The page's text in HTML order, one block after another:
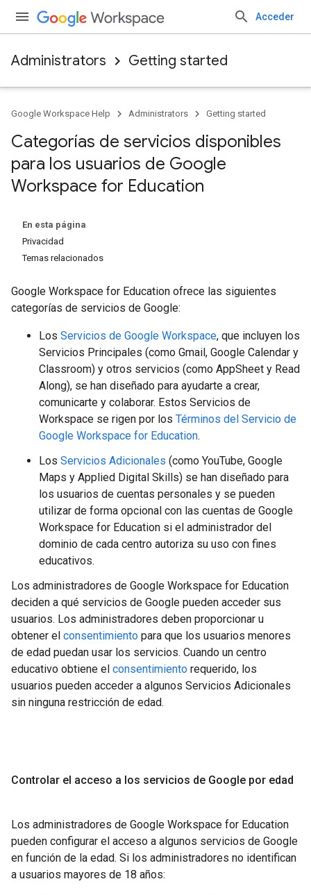
Acceder
Administrators Getting started
Google Workspace Help Administrators Getting started
Categorías de servicios disponibles
para los usuarios de Google
Workspace for Education
En esta página
Privacidad
Temas relacionados
Google Workspace for Education ofrece las siguientes
categorías de servicios de Google:
Los Servicios de Google Workspace, que incluyen los
Servicios Principales (como Gmail, Google Calendar y
Classroom) y otros servicios (como AppSheet y Read
Along), se han diseñado para ayudarte a crear,
comunicarte y colaborar. Estos Servicios de
Workspace se rigen por los Términos del Servicio de
Google Workspace for Education.
Los Servicios Adicionales (como YouTube, Google
Maps y Applied Digital Skills) se han diseñado para
los usuarios de cuentas personales y se pueden
utilizar de forma opcional con las cuentas de Google
Workspace for Education si el administrador del
dominio de cada centro autoriza su uso con fines
educativos.
Los administradores de Google Workspace for Education
deciden a qué servicios de Google pueden acceder sus
usuarios. Los administradores deben proporcionar u
obtener el consentimiento para que los usuarios menores
de edad puedan usar los servicios. Cuando un centro
educativo obtiene el consentimiento requerido, los
usuarios pueden acceder a algunos Servicios Adicionales
sin ninguna restricción de edad.
Controlar el acceso a los servicios de Google por edad
Los administradores de Google Workspace for Education
pueden configurar el acceso a algunos servicios de Google
en función de la edad. Si los administradores no identifican
a usuarios mayores de 18 años: